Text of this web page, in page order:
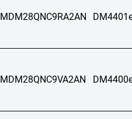
MDM28QNC9RA2AN
MDM28QNC9VA2AN